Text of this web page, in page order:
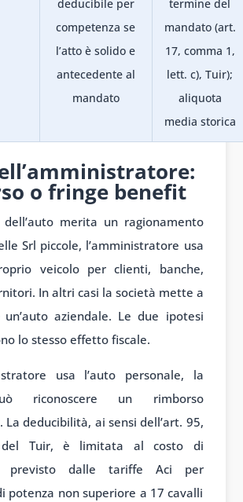
deducibile per
competenza se
l’atto è solido e
antecedente al
mandato
termine del
mandato (art.
17, comma 1,
lett. c), Tuir);
aliquota
media storica
o fringe benefit
dell’auto merita un ragionamento
Srl piccole, l’amministratore usa
veicolo per clienti, banche,
In altri casi la società mette a
un’auto aziendale. Le due ipotesi
lo stesso effetto fiscale.
usa l’auto personale, la
riconoscere un rimborso
La deducibilità, ai sensi dell’art. 95,
Tuir, è limitata al costo di
previsto dalle tariffe Aci per
potenza non superiore a 17 cavalli